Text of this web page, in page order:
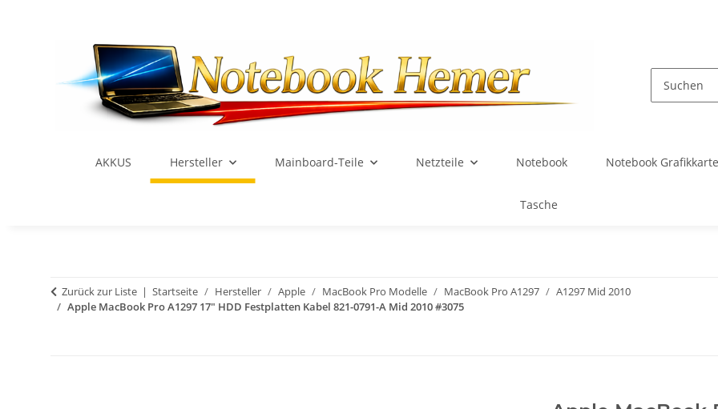
AKKUS Hersteller Mainboard-Teile Netzteile Notebook Notebook
Tasche
Zurück zur Liste Startseite Hersteller Apple MacBook Pro Modelle MacBook Pro A1297
A1297 Mid 2010
Apple MacBook Pro A1297 17" HDD Festplatten Kabel 821-0791-A Mid 2010 #3075